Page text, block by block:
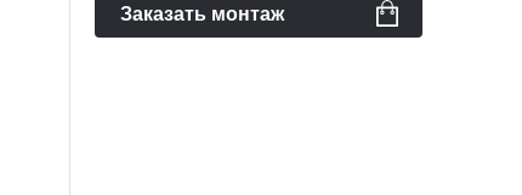
Заказать монтаж